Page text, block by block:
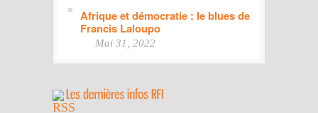
Afrique et démocratie : le blues de
Francis Laloupo
Mai 31, 2022